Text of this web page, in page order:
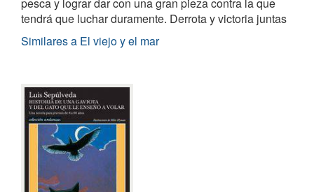
tendrá que luchar duramente. Derrota y victoria juntas
Similares a El viejo y el mar